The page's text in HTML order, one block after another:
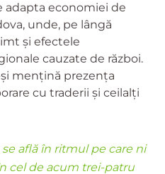
adapta economiei de
unde, pe lângă
și efectele
cauzate de război.
mențină prezența
cu traderii și ceilalți
află în ritmul pe care ni
cel de acum trei-patru